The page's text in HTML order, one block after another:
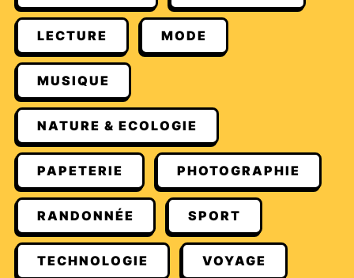
LECTURE MODE
MUSIQUE
NATURE & ECOLOGIE
PAPETERIE PHOTOGRAPHIE
RANDONNÉE SPORT
TECHNOLOGIE VOYAGE